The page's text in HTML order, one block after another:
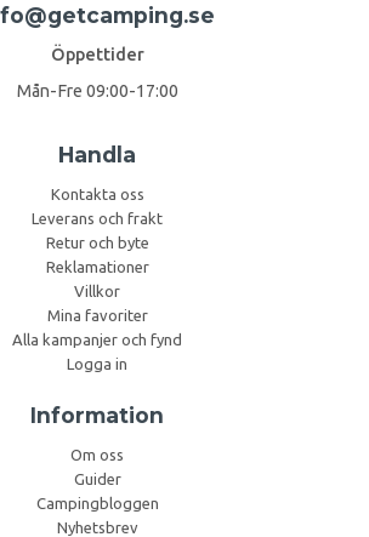
Öppettider
Mån-Fre 09:00-17:00
Handla
Kontakta oss
Leverans och frakt
Retur och byte
Reklamationer
Villkor
Mina favoriter
Alla kampanjer och fynd
Logga in
Information
Om oss
Guider
Campingbloggen
Nyhetsbrev